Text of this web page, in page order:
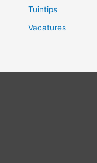
Tuintips
Vacatures